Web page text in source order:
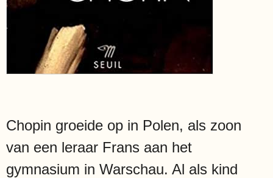
Chopin groeide op in Polen, als zoon
van een leraar Frans aan het
gymnasium in Warschau. Al als kind